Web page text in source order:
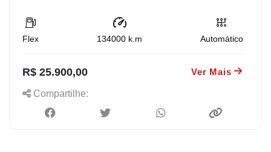
Flex 134000 k.m Automático
R$ 25.900,00 Ver Mais
Compartilhe: